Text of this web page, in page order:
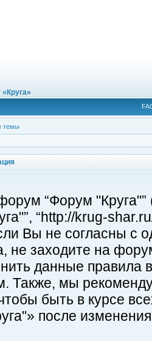
темы
“Форум
“http://krug-
Вы не согласны с
не заходите на
данные правила
Также, мы
быть в курсе
после